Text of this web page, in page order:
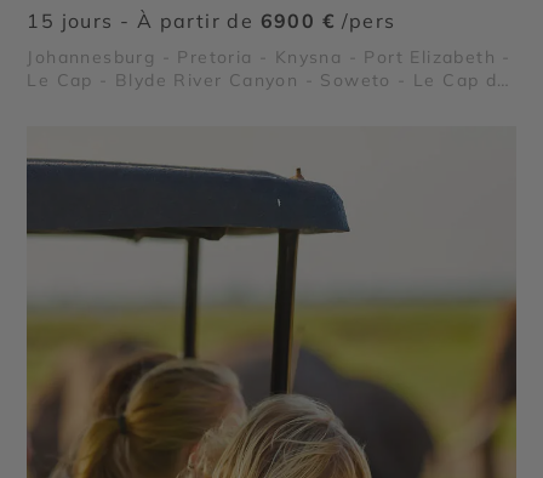
15 jours - À partir de 6900 € /pers
Johannesburg - Pretoria - Knysna - Port Elizabeth -
Le Cap - Blyde River Canyon - Soweto - Le Cap de